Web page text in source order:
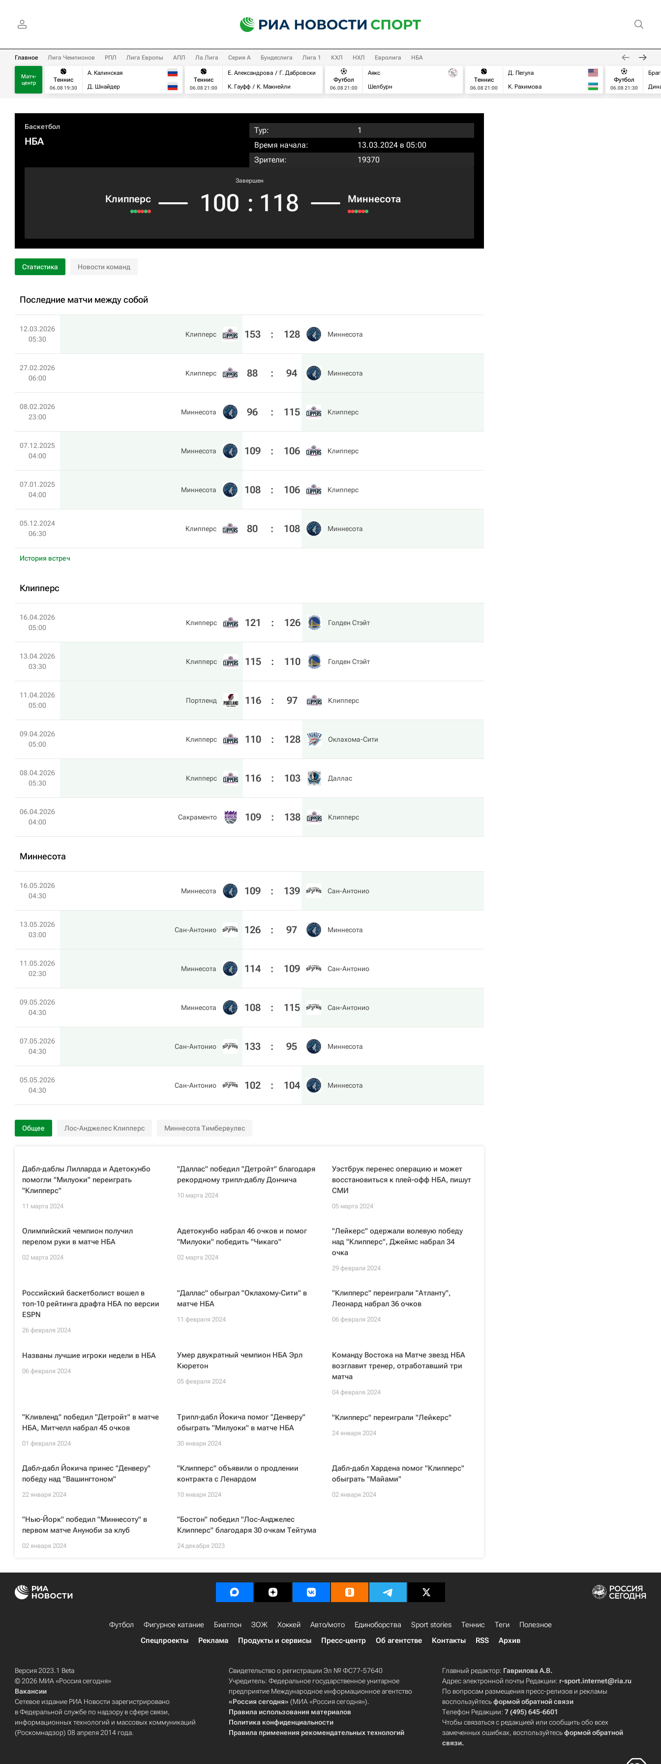
Главное Лига Чемпионов РПЛ Лига Европы АПЛ Ла Лига Серия А Бундеслига Лига 1 КХЛ НХЛ Евролига НБА
Матч-
центр
Теннис
06.08 19:30
А. Калинская
Д. Шнайдер
Теннис
06.08 21:00
Е. Александрова
Г. Дабровски
К. Гауфф
К. Макнейли
Футбол
06.08 21:00
Аякс
Шелбурн
Теннис
06.08 21:00
Д. Пегула
К. Рахимова
Футбол
06.08 21:30
Баскетбол
НБА
Тур:
1
Время начала:
13.03.2024 в 05:00
Зрители:
19370
Клипперс
Завершен
100 : 118 Миннесота
Статистика Новости команд
Последние матчи между собой
12.03.2026
05:30
Клипперс 153 : 128 Миннесота
27.02.2026
06:00
Клипперс 88 : 94 Миннесота
08.02.2026
23:00
Миннесота 96 : 115 Клипперс
07.12.2025
04:00
Миннесота 109 : 106 Клипперс
07.01.2025
04:00
Миннесота 108 : 106 Клипперс
05.12.2024
06:30
Клипперс 80 : 108 Миннесота
История встреч
Клипперс
16.04.2026
05:00
Клипперс 121 : 126 Голден Стэйт
13.04.2026
03:30
Клипперс 115 : 110 Голден Стэйт
11.04.2026
05:00
Портленд 116 : 97 Клипперс
09.04.2026
05:00
Клипперс 110 : 128 Оклахома-Сити
08.04.2026
05:30
Клипперс 116 : 103 Даллас
06.04.2026
04:00
Сакраменто 109 : 138 Клипперс
Миннесота
16.05.2026
04:30
Миннесота 109 : 139 Сан-Антонио
13.05.2026
03:00
Сан-Антонио 126 : 97 Миннесота
11.05.2026
02:30
Миннесота 114 : 109 Сан-Антонио
09.05.2026
04:30
Миннесота 108 : 115 Сан-Антонио
07.05.2026
04:30
Сан-Антонио 133 : 95 Миннесота
05.05.2026
04:30
Сан-Антонио 102 : 104 Миннесота
Общее Лос-Анджелес Клипперс Миннесота Тимбервулвс
Дабл-даблы Лилларда и Адетокунбо
помогли "Милуоки" переиграть
"Клипперс"
11 марта 2024
"Даллас" победил "Детройт" благодаря
рекордному трипл-даблу Дончича
10 марта 2024
Уэстбрук перенес операцию и может
восстановиться к плей-офф НБА, пишут
СМИ
05 марта 2024
Олимпийский чемпион получил
перелом руки в матче НБА
02 марта 2024
Адетокунбо набрал 46 очков и помог
"Милуоки" победить "Чикаго"
02 марта 2024
"Лейкерс" одержали волевую победу
над "Клипперс", Джеймс набрал 34
очка
29 февраля 2024
Российский баскетболист вошел в
топ-10 рейтинга драфта НБА по версии
ESPN
26 февраля 2024
"Даллас" обыграл "Оклахому-Сити" в
матче НБА
11 февраля 2024
"Клипперс" переиграли "Атланту",
Леонард набрал 36 очков
06 февраля 2024
Названы лучшие игроки недели в НБА
06 февраля 2024
Умер двукратный чемпион НБА Эрл
Кюретон
05 февраля 2024
Команду Востока на Матче звезд НБА
возглавит тренер, отработавший три
матча
04 февраля 2024
"Кливленд" победил "Детройт" в матче
НБА, Митчелл набрал 45 очков
01 февраля 2024
Трипл-дабл Йокича помог "Денверу"
обыграть "Милуоки" в матче НБА
30 января 2024
"Клипперс" переиграли "Лейкерс"
24 января 2024
Дабл-дабл Йокича принес "Денверу"
победу над "Вашингтоном"
22 января 2024
"Клипперс" объявили о продлении
контракта с Ленардом
10 января 2024
Дабл-дабл Хардена помог "Клипперс"
обыграть "Майами"
02 января 2024
"Нью-Йорк" победил "Миннесоту" в
первом матче Ануноби за клуб
02 января 2024
"Бостон" победил "Лос-Анджелес
Клипперс" благодаря 30 очкам Тейтума
24 декабря 2023
Футбол Фигурное катание Биатлон ЗОЖ Хоккей Авто/мото Единоборства Sport stories Теннис Теги
Полезное
Спецпроекты
Реклама Продукты и сервисы Пресс-центр Об агентстве Контакты RSS Архив
Версия 2023.1 Beta
© 2026 МИА «Россия сегодня»
Вакансии
Сетевое издание РИА Новости зарегистрировано
в Федеральной службе по надзору в сфере связи,
информационных технологий и массовых коммуникаций
(Роскомнадзор) 08 апреля 2014 года.
Свидетельство о регистрации Эл № ФС77-57640
Учредитель: Федеральное государственное унитарное
предприятие Международное информационное агентство
«Россия сегодня» (МИА «Россия сегодня»).
Правила использования материалов
Политика конфиденциальности
Правила применения рекомендательных технологий
Главный редактор: Гаврилова А.В.
Адрес электронной почты Редакции: r-sport.internet@ria.ru
По вопросам размещения пресс-релизов и рекламы
воспользуйтесьформой обратной связи
Телефон Редакции:7 (495) 645-6601
Чтобы связаться с редакцией или сообщить обо всех
замеченных ошибках, воспользуйтесьформой обратной
связи.